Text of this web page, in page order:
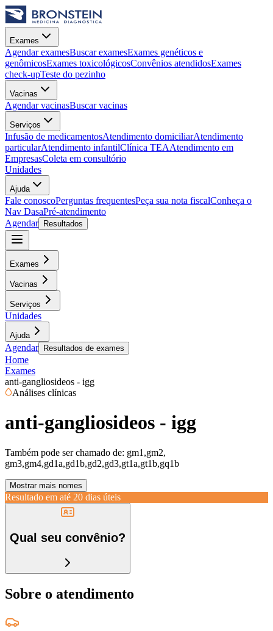
Exames
Agendar examesBuscar examesExames genéticos e
genômicosExames toxicológicosConvênios atendidosExames
check-upTeste do pezinho
Vacinas
Agendar vacinasBuscar vacinas
Serviços
Infusão de medicamentosAtendimento domiciliarAtendimento
particularAtendimento infantilClínica TEAAtendimento em
EmpresasColeta em consultório
Unidades
Ajuda
Fale conoscoPerguntas frequentesPeça sua nota fiscalConheça o
Nav DasaPré-atendimento
Agendar
Resultados
Exames
Vacinas
Serviços
Unidades
Ajuda
Agendar Resultados de exames
Home
Exames
anti-gangliosideos - igg
Análises clínicas
anti-gangliosideos - igg
Também pode ser chamado de: gm1,gm2,
gm3,gm4,gd1a,gd1b,gd2,gd3,gt1a,gt1b,gq1b
Mostrar mais nomes
Resultado em até 20 dias úteis
Qual seu convênio?
Sobre o atendimento